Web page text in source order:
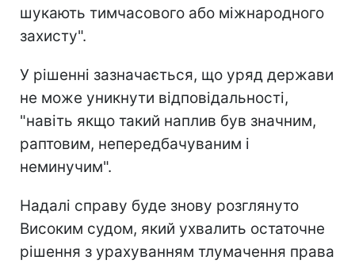
шукають тимчасового або міжнародного
захисту".
У рішенні зазначається, що уряд держави
не може уникнути відповідальності,
"навіть якщо такий наплив був значним,
раптовим, непередбачуваним і
неминучим".
Надалі справу буде знову розглянуто
Високим судом, який ухвалить остаточне
рішення з урахуванням тлумачення права